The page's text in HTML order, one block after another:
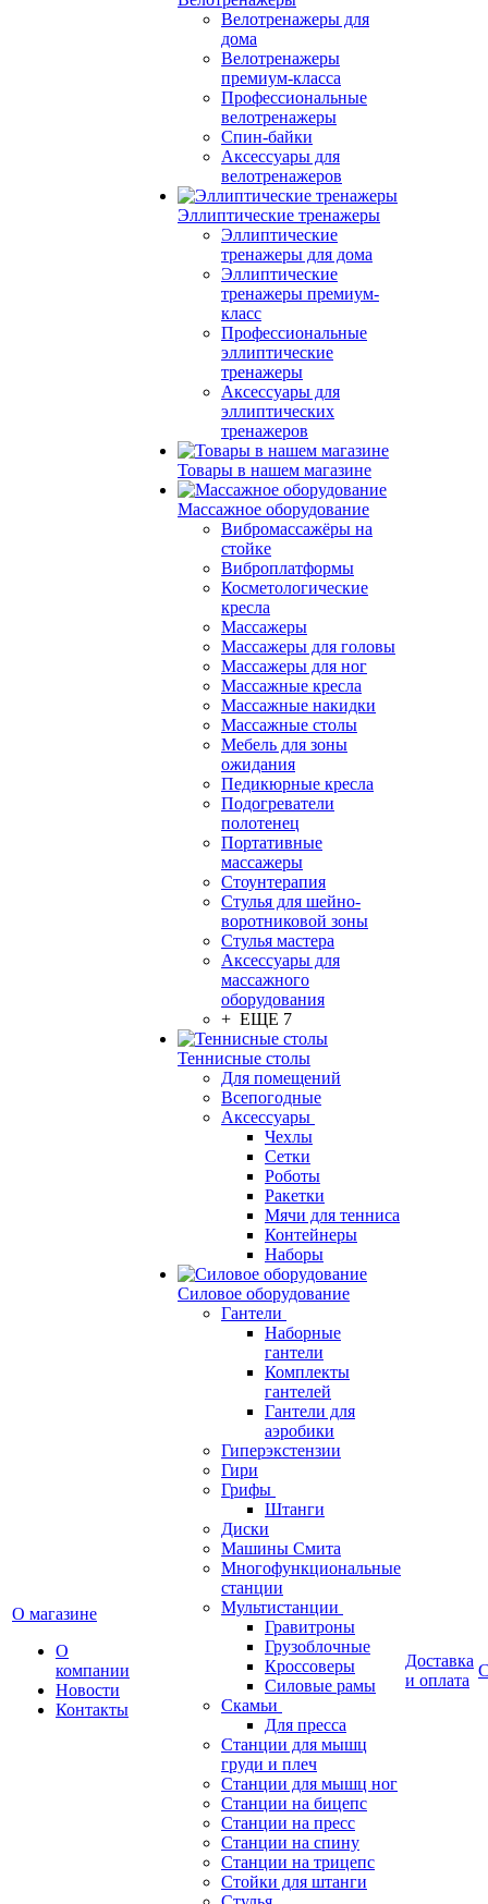
О магазине
О
компании
Новости
Контакты
Велотренажеры для
дома
Велотренажеры
премиум-класса
Профессиональные
велотренажеры
Спин-байки
Аксессуары для
велотренажеров
Эллиптические тренажеры
Эллиптические
тренажеры для дома
Эллиптические
тренажеры премиум-
класс
Профессиональные
эллиптические
тренажеры
Аксессуары для
эллиптических
тренажеров
Товары в нашем магазине
Массажное оборудование
Вибромассажёры на
стойке
Виброплатформы
Косметологические
кресла
Массажеры
Массажеры для головы
Массажеры для ног
Массажные кресла
Массажные накидки
Массажные столы
Мебель для зоны
ожидания
Педикюрные кресла
Подогреватели
полотенец
Портативные
массажеры
Стоунтерапия
Стулья для шейно-
воротниковой зоны
Стулья мастера
Аксессуары для
массажного
оборудования
+ ЕЩЕ 7
Теннисные столы
Для помещений
Всепогодные
Аксессуары
Чехлы
Сетки
Роботы
Ракетки
Мячи для тенниса
Контейнеры
Наборы
Силовое оборудование
Гантели
Наборные
гантели
Комплекты
гантелей
Гантели для
аэробики
Гиперэкстензии
Гири
Грифы
Штанги
Диски
Машины Смита
Многофункциональные
станции
Мультистанции
Гравитроны
Грузоблочные
Кроссоверы
Силовые рамы
Скамьи
Для пресса
Станции для мышц
груди и плеч
Станции для мышц ног
Станции на бицепс
Станции на пресс
Станции на спину
Станции на трицепс
Стойки для штанги
Доставка
и оплата